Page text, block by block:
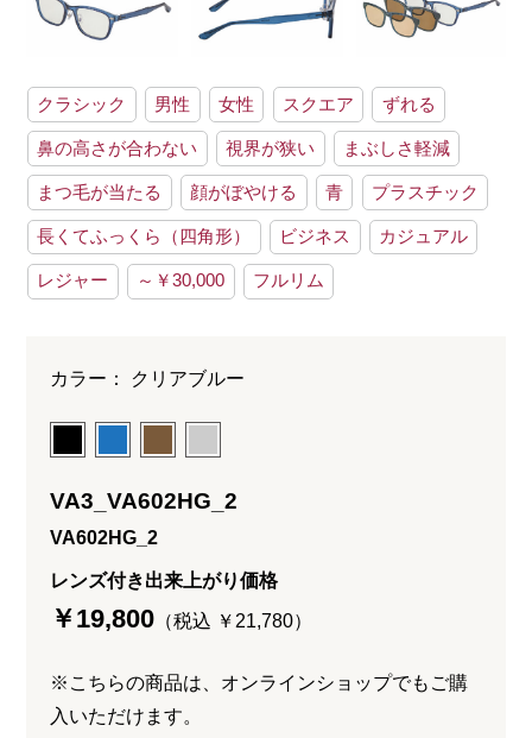
クラシック 男性 女性 スクエア ずれる
鼻の高さが合わない 視界が狭い まぶしさ軽減
まつ毛が当たる 顔がぼやける 青 プラスチック
長くてふっくら（四角形） ビジネス カジュアル
レジャー ～￥30,000 フルリム
カラー： クリアブルー
VA3_VA602HG_2
VA602HG_2
レンズ付き出来上がり価格
￥19,800 （税込 ￥21,780）
※こちらの商品は、オンラインショップでもご購
入いただけます。